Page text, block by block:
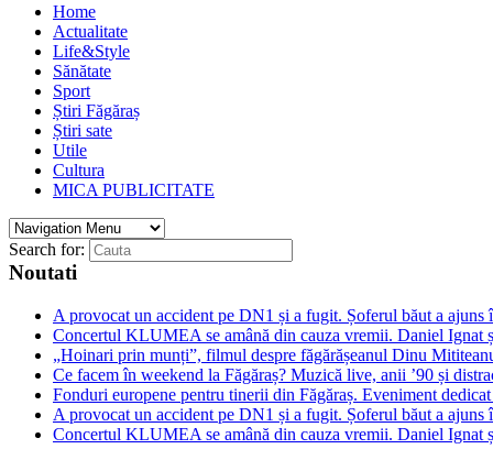
Home
Actualitate
Life&Style
Sănătate
Sport
Știri Făgăraș
Știri sate
Utile
Cultura
MICA PUBLICITATE
Search for:
Noutati
A provocat un accident pe DN1 și a fugit. Șoferul băut a ajuns
Concertul KLUMEA se amână din cauza vremii. Daniel Ignat
„Hoinari prin munți”, filmul despre făgărășeanul Dinu
Ce facem în weekend la Făgăraș? Muzică live, anii ’90 și
Fonduri europene pentru tinerii din Făgăraș. Eveniment
A provocat un accident pe DN1 și a fugit. Șoferul băut a ajuns
Concertul KLUMEA se amână din cauza vremii. Daniel Ignat